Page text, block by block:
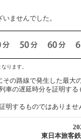
ませんでした。
ります。
の路線で発生した最大
車の遅延時分を証明する
明するものではありませ
東日本旅客